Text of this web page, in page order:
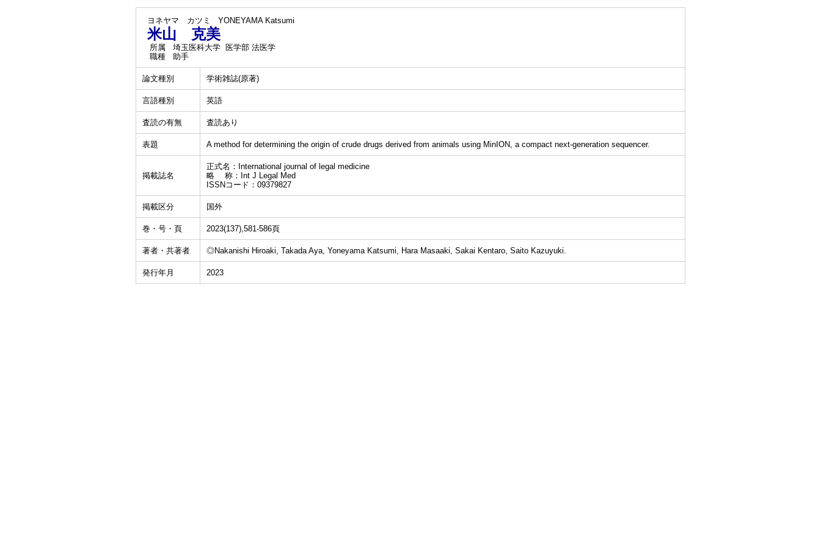
ヨネヤマ カツミ YONEYAMA Katsumi
米山 克美
所属
埼玉医科大学 医学部 法医学
職種
助手
論文種別 学術雑誌(原著)
言語種別 英語
査読の有無 査読あり
表題 A method for determining the origin of crude drugs derived from animals using MinION, a compact next-generation sequencer.
掲載誌名
正式名：International journal of legal medicine
略 称：Int J Legal Med
ISSNコード：09379827
掲載区分 国外
巻・号・頁 2023(137),581-586頁
著者・共著者 ◎Nakanishi Hiroaki, Takada Aya, Yoneyama Katsumi, Hara Masaaki, Sakai Kentaro, Saito Kazuyuki.
発行年月 2023